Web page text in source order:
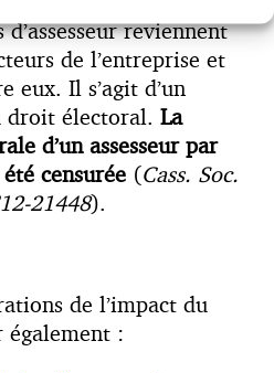
reviennent
de l’entreprise et
eux. Il s’agit d’un
droit électoral. La
d’un assesseur par
censurée (Cass. Soc.
21448).
de l’impact du
: